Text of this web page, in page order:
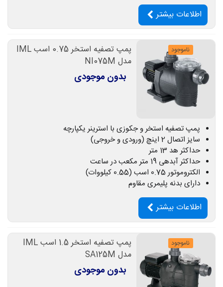
اطلاعات بیشتر
ناموجود
پمپ تصفیه استخر 0.75 اسب IML
مدل NI075M
بدون موجودی
پمپ تصفیه استخر و جکوزی با استرینر یکپارچه
سایز اتصال 2 اینچ (ورودی و خروجی)
حداکثر هد 13 متر
حداکثر آبدهی 19 متر مکعب در ساعت
الکتروموتور 0.75 اسب (0.55 کیلووات)
دارای بدنه پلیمری مقاوم
اطلاعات بیشتر
ناموجود
پمپ تصفیه استخر 1.5 اسب IML
مدل SA125M
بدون موجودی